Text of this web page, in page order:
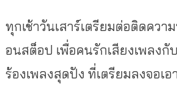
ทุกเช้าวันเสาร์เตรียมต่อติดควา
อนสต็อป เพื่อคนรักเสียงเพลงกั
ร้องเพลงสุดปัง ที่เตรียมลงจอเ